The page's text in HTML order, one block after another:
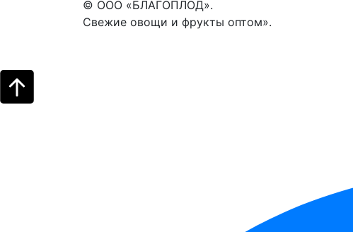
© ООО «БЛАГОПЛОД».
Свежие овощи и фрукты оптом».